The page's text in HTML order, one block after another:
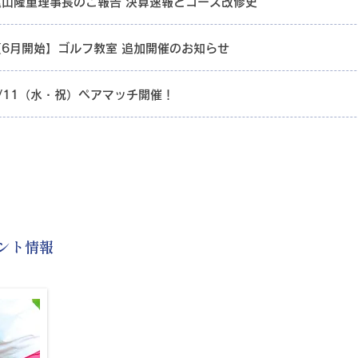
月開始】ゴルフ教室 追加開催のお知らせ
（水・祝）ペアマッチ開催！
ト情報